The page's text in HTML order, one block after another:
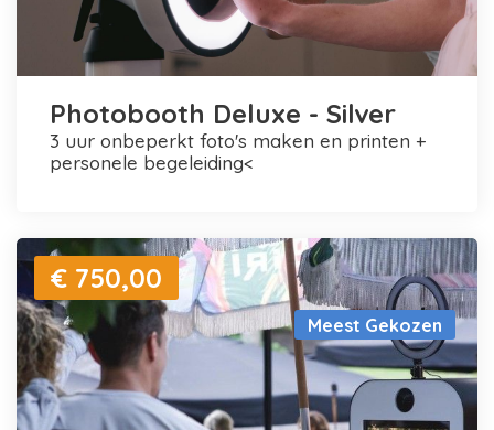
Photobooth Deluxe - Silver
3 uur onbeperkt foto's maken en printen +
personele begeleiding<
Meest Gekozen
€ 750,00